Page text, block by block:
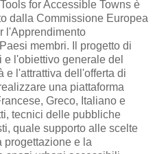
for Accessible Towns è
dalla Commissione Europea
l'Apprendimento
membri. Il progetto di
l'obiettivo generale del
e l'attrattiva dell'offerta di
una piattaforma
Greco, Italiano e
tecnici delle pubbliche
quale supporto alle scelte
progettazione e la